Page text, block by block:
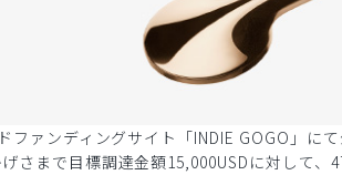
ファンディングサイト「INDIE GOGO」に
さまで目標調達金額15,000USDに対して、